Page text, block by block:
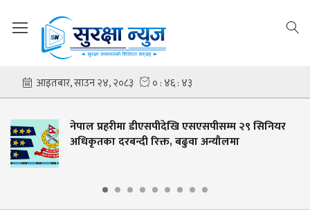
प्रहरीमा डीएसपीदेखि एसएसपीसम्म २९ सिनियर
दरबन्दी रिक्त, बढुवा अन्यौलमा